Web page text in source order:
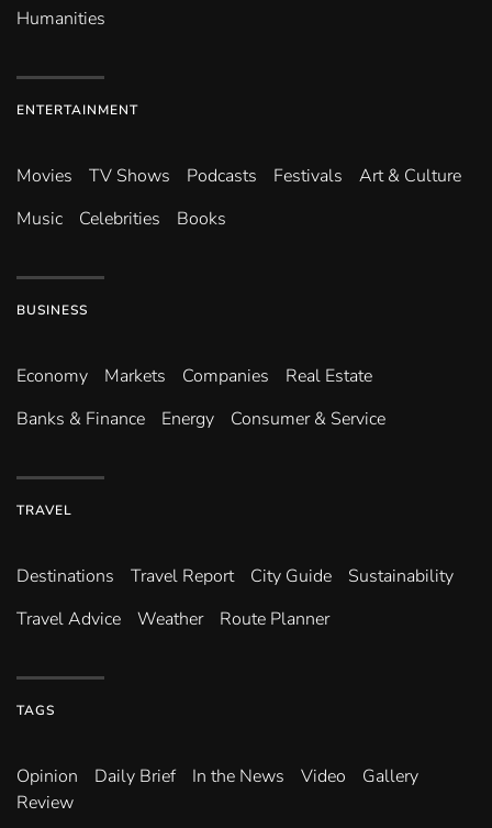
Humanities
ENTERTAINMENT
Movies TV Shows Podcasts Festivals
Art & Culture
Music
Celebrities Books
BUSINESS
Economy Markets Companies
Real Estate
Banks & Finance
Energy Consumer & Service
TRAVEL
Destinations Travel Report City Guide
Sustainability
Travel Advice
Weather Route Planner
TAGS
Opinion Daily Brief In the News Video
Gallery
Review